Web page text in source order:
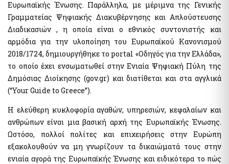
Μισθοδοσία υπαλλήλων Υπ. Οικονομικών & Εποπτευόμενων
Φορέων
e-Δελτίο Ατομικής Υπηρεσιακής Κατάστασης (ΔΑΥΚ)
Ακίνητα
Εκτιμήσεις Τιμών Ζώνης ΑΠΑΑ
Μητρώο Αξιών Μεταβιβάσεων Ακινήτων
Οδηγίες - Έντυπα
e-Έντυπα
Αιγιαλοί - Δημόσια Περιουσία
e-Δημοπρασίες Αιγιαλών
Ευρετήριο και Χάρτης Καθορισμένου Αιγιαλού
e-Aιτήσεις προς τις Υπηρεσίες Δημόσιας Περιουσίας
Ψηφιακές Υπηρεσίες Κοινωφελών Περιουσιών
Επιχειρήσεις
Μητρώο Δεξαμενών Ενεργειακών Προϊόντων
Μητρώο Πραγματικών Δικαιούχων
Προστασία επιχειρήσεων πληγέντων Κορωνοϊού Αίτηση
υπαγωγής στη διαδικασία συνεισφοράς Δημοσίου στην
αποπληρωμή επιχειρηματικών δανείων
Ευρωπαϊκής Ένωσης. Παράλληλα, με μέριμνα της Γενικής
Γραμματείας Ψηφιακής Διακυβέρνησης και Απλούστευσης
Διαδικασιών , η οποία είναι ο εθνικός συντονιστής και
αρμόδια για την υλοποίηση του Ευρωπαϊκού Κανονισμού
2018/1724, δημιουργήθηκε το portal «Οδηγός για την Ελλάδα»,
το οποίο έχει ενσωματωθεί στην Ενιαία Ψηφιακή Πύλη της
Δημόσιας Διοίκησης (gov.gr) και διατίθεται και στα αγγλικά
(“Your Guide to Greece”).
Η ελεύθερη κυκλοφορία αγαθών, υπηρεσιών, κεφαλαίων και
ανθρώπων είναι μια βασική αρχή της Ευρωπαϊκής Ένωσης.
Ωστόσο, πολλοί πολίτες και επιχειρήσεις στην Ευρώπη
εξακολουθούν να μη γνωρίζουν τα δικαιώματά τους στην
ενιαία αγορά της Ευρωπαϊκής Ένωσης και ειδικότερα το πώς